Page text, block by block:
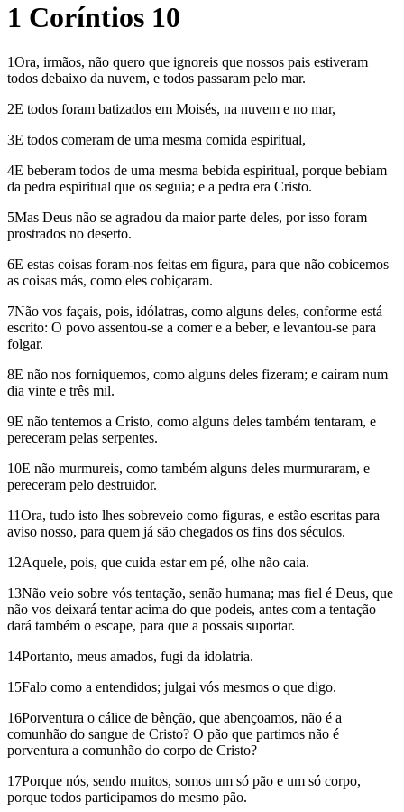
1 Coríntios 10
1Ora, irmãos, não quero que ignoreis que nossos pais estiveram
todos debaixo da nuvem, e todos passaram pelo mar.
2E todos foram batizados em Moisés, na nuvem e no mar,
3E todos comeram de uma mesma comida espiritual,
4E beberam todos de uma mesma bebida espiritual, porque bebiam
da pedra espiritual que os seguia; e a pedra era Cristo.
5Mas Deus não se agradou da maior parte deles, por isso foram
prostrados no deserto.
6E estas coisas foram-nos feitas em figura, para que não cobicemos
as coisas más, como eles cobiçaram.
7Não vos façais, pois, idólatras, como alguns deles, conforme está
escrito: O povo assentou-se a comer e a beber, e levantou-se para
folgar.
8E não nos forniquemos, como alguns deles fizeram; e caíram num
dia vinte e três mil.
9E não tentemos a Cristo, como alguns deles também tentaram, e
pereceram pelas serpentes.
10E não murmureis, como também alguns deles murmuraram, e
pereceram pelo destruidor.
11Ora, tudo isto lhes sobreveio como figuras, e estão escritas para
aviso nosso, para quem já são chegados os fins dos séculos.
12Aquele, pois, que cuida estar em pé, olhe não caia.
13Não veio sobre vós tentação, senão humana; mas fiel é Deus, que
não vos deixará tentar acima do que podeis, antes com a tentação
dará também o escape, para que a possais suportar.
14Portanto, meus amados, fugi da idolatria.
15Falo como a entendidos; julgai vós mesmos o que digo.
16Porventura o cálice de bênção, que abençoamos, não é a
comunhão do sangue de Cristo? O pão que partimos não é
porventura a comunhão do corpo de Cristo?
17Porque nós, sendo muitos, somos um só pão e um só corpo,
porque todos participamos do mesmo pão.